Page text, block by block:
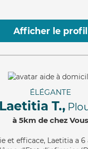
Afficher le profil
ÉLÉGANTE
Laetitia T.,
à 5km de chez Vous
et efficace, Laetitia a 6